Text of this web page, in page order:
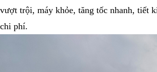
vượt trội, máy khỏe, tăng tốc nhanh, tiết
chi phí.